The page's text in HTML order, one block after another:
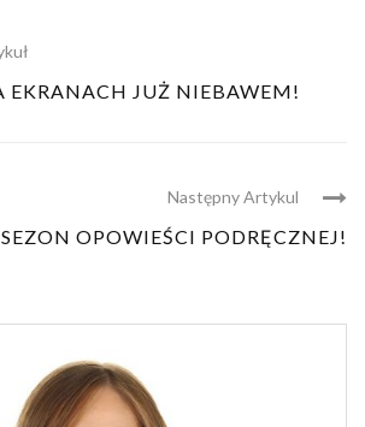
EKRANACH JUŻ NIEBAWEM!
Następny Artykul
OPOWIEŚCI PODRĘCZNEJ!